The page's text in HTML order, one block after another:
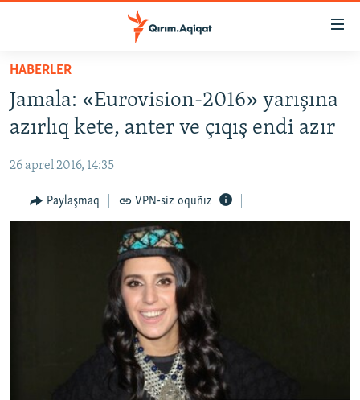
Esas
qaytmaq
Baş
navigatsiyağa
qaytmaq
qaytmaq
HABERLER
SİYASET
İQTİSADİYAT
CEMİYET
MEDENİYET
HABERLER
Jamala: «Eurovision-2016» yarışına
azırlıq kete, anter ve çıqış endi azır
26 aprel 2016, 14:35
Paylaşmaq VPN-siz oquñız